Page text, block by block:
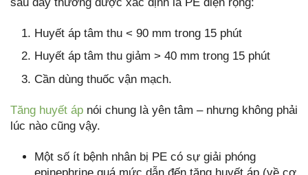
Huyết áp tâm thu < 90 mm trong 15 phút
Huyết áp tâm thu giảm > 40 mm trong 15 phút
Cần dùng thuốc vận mạch.
Tăng huyết áp nói chung là yên tâm – nhưng không phải
lúc nào cũng vậy.
Một số ít bệnh nhân bị PE có sự giải phóng